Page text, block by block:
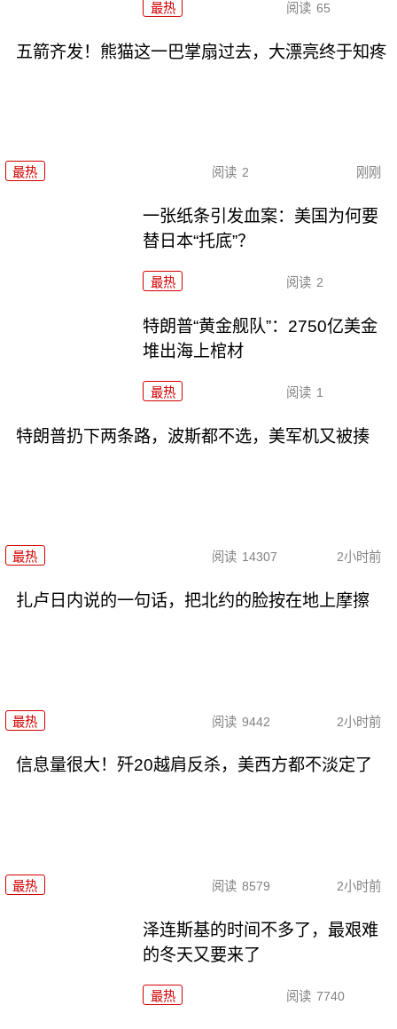
最热 阅读 65
五箭齐发！熊猫这一巴掌扇过去，大漂亮终于知疼
最热 阅读 2 刚刚
一张纸条引发血案：美国为何要
替日本“托底”？
最热 阅读 2
特朗普“黄金舰队”：2750亿美金
堆出海上棺材
最热 阅读 1
特朗普扔下两条路，波斯都不选，美军机又被揍
最热 阅读 14307 2小时前
扎卢日内说的一句话，把北约的脸按在地上摩擦
最热 阅读 9442 2小时前
信息量很大！歼20越肩反杀，美西方都不淡定了
最热 阅读 8579 2小时前
泽连斯基的时间不多了，最艰难
的冬天又要来了
最热 阅读 7740